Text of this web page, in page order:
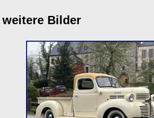
weitere Bilder